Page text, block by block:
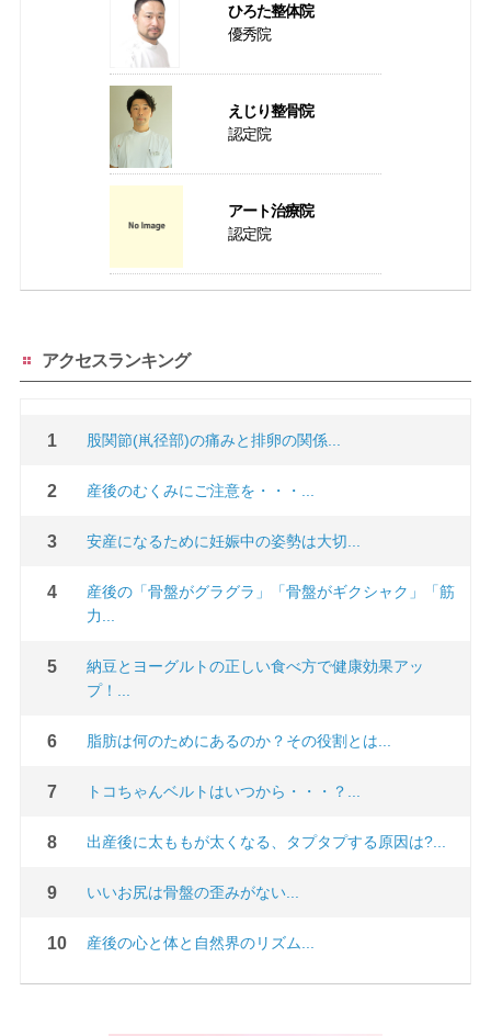
ひろた整体院
優秀院
えじり整骨院
認定院
アート治療院
認定院
アクセスランキング
股関節(鼡径部)の痛みと排卵の関係...
産後のむくみにご注意を・・・...
安産になるために妊娠中の姿勢は大切...
産後の「骨盤がグラグラ」「骨盤がギクシャク」「筋
力...
納豆とヨーグルトの正しい食べ方で健康効果アッ
プ！...
脂肪は何のためにあるのか？その役割とは...
トコちゃんベルトはいつから・・・？...
出産後に太ももが太くなる、タプタプする原因は?...
いいお尻は骨盤の歪みがない...
産後の心と体と自然界のリズム...